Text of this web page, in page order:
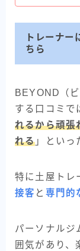
トレーナー
ちら
BEYOND（
する口コミで
れるから頑張
れる 」といっ
特に土屋トレ
接客 と 専門的
パーソナルジ
囲気があり、